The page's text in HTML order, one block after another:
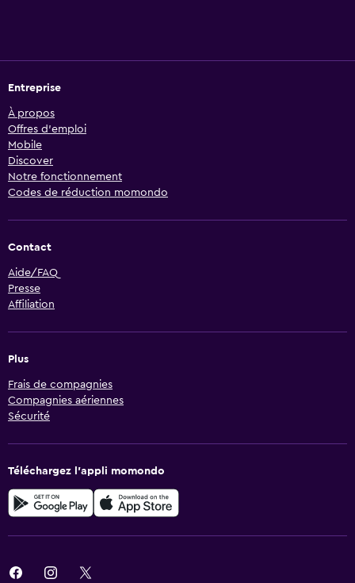
Entreprise
À propos
Offres d’emploi
Mobile
Discover
Notre fonctionnement
Codes de réduction momondo
Contact
Aide/FAQ
Presse
Affiliation
Plus
Frais de compagnies
Compagnies aériennes
Sécurité
Téléchargez l’appli momondo